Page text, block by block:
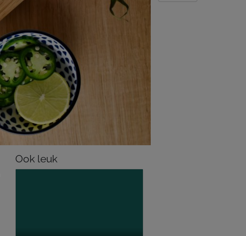
Ook leuk